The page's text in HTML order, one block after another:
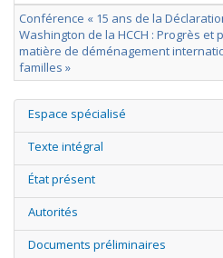
Conférence « 15 ans de la
Washington de la HCCH : Progrès et
matière de déménagement
familles »
Espace spécialisé
Texte intégral
État présent
Autorités
Documents préliminaires